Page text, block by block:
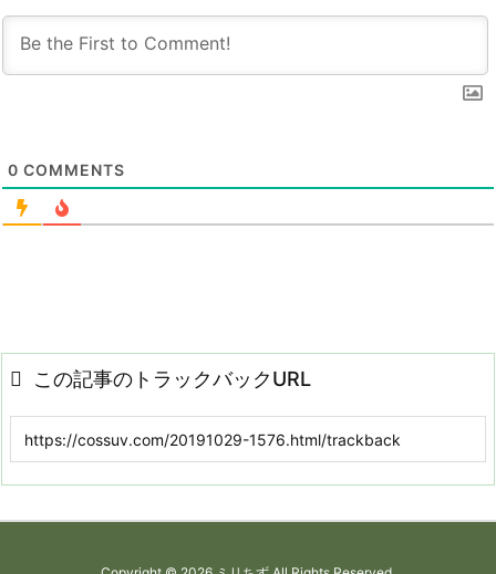
0 COMMENTS
この記事のトラックバックURL